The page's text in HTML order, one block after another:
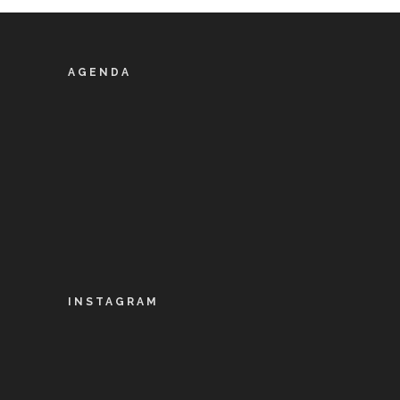
AGENDA
INSTAGRAM